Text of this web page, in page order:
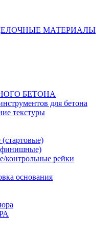
МАТЕРИАЛЫ
БЕТОНА
для бетона
текстуры
контрольные рейки
основания